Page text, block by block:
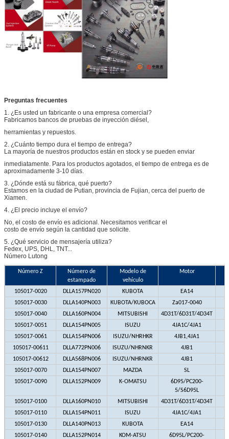
Preguntas frecuentes
1. ¿Es usted un fabricante o una empresa comercial?
Fabricamos bancos de pruebas de inyección diésel,
herramientas y repuestos.
2. ¿Cuánto tiempo dura el tiempo de entrega?
La mayoría de nuestros productos están en stock y se pueden enviar
inmediatamente. Para los productos agotados, el tiempo de entrega es de
aproximadamente 3-10 días.
3. ¿Dónde está su fábrica, qué puerto?
Estamos en la ciudad de Putian, provincia de Fujian, cerca del puerto de
Xiamen.
4. ¿El precio incluye el envío?
No, el costo de envío es adicional. Necesitamos verificar el
costo de envío según la cantidad que solicite.
5. ¿Qué servicio de mensajería utiliza?
Fedex, UPS, DHL, TNT...
Número Lutong
Número Z
Número de
estampado
Modelo de
vehículo
Motor
105017-0020 DLLA157PN020 KUBOTA EA14
105017-0030
DLLA140PN003 KUBOTA/KUBOCA
Za017-0040
105017-0040
DLLA160PN004 MITSUBISHI 4D31T/6D31T/4D34T
105017-0051
DLLA154PN005 ISUZU 4JA1C/4JA1
105017-0061
DLLA154PN006 ISUZU/NHRHKR 4JB1,4JA1
105017-00611
DLLA772PN006 ISUZU/NHRNKR 4JB1
105017-00612
DLLA568PN006 ISUZU/NHRNKR 4JB1
105017-0070
DLLA154PN007 MAZDA SL
105017-0090
DLLA152PN009 K-OMATSU
6D95/PC200-
5/S6D95L
105017-0100 DLLA160PN010 MITSUBISHI 4D31T/6D31T/4D34T
105017-0110
DLLA154PN011 ISUZU 4JA1C/4JA1
105017-0130
DLLA140PN013 KUBOTA EA14
105017-0140
DLLA152PN014 KOM-ATSU
6D95L/PC200-